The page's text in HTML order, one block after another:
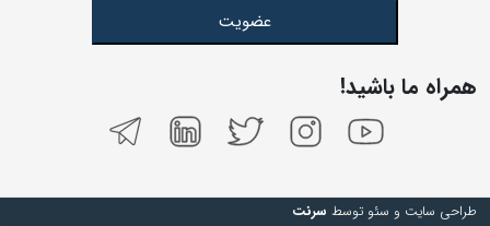
عضویت
همراه ما باشید!
طراحی سایت و سئو توسط سرنت